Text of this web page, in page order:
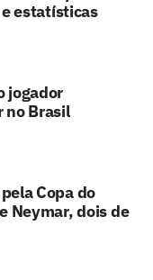
estatísticas
jogador
no Brasil
Copa do
Neymar, dois de